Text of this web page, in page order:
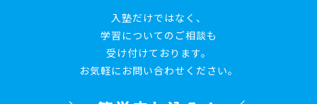
入塾だけではなく、
学習についてのご相談も
受け付けております。
お気軽にお問い合わせください。